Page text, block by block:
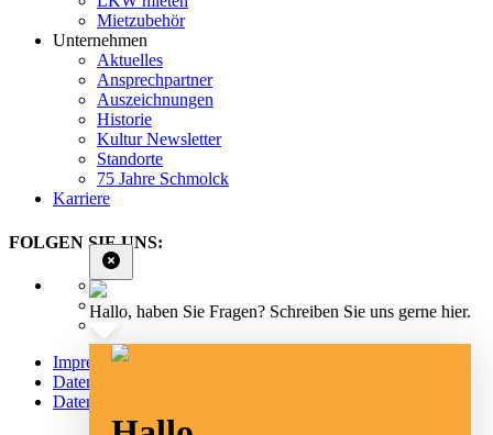
Mietzubehör
Unternehmen
Aktuelles
Ansprechpartner
Auszeichnungen
Historie
Kultur Newsletter
Standorte
75 Jahre Schmolck
Karriere
FOLGEN SIE UNS:
Impressum
Datenschutz
Datenschutz Social Media
Hallo, haben Sie Fragen? Schreiben Sie uns gerne hier.